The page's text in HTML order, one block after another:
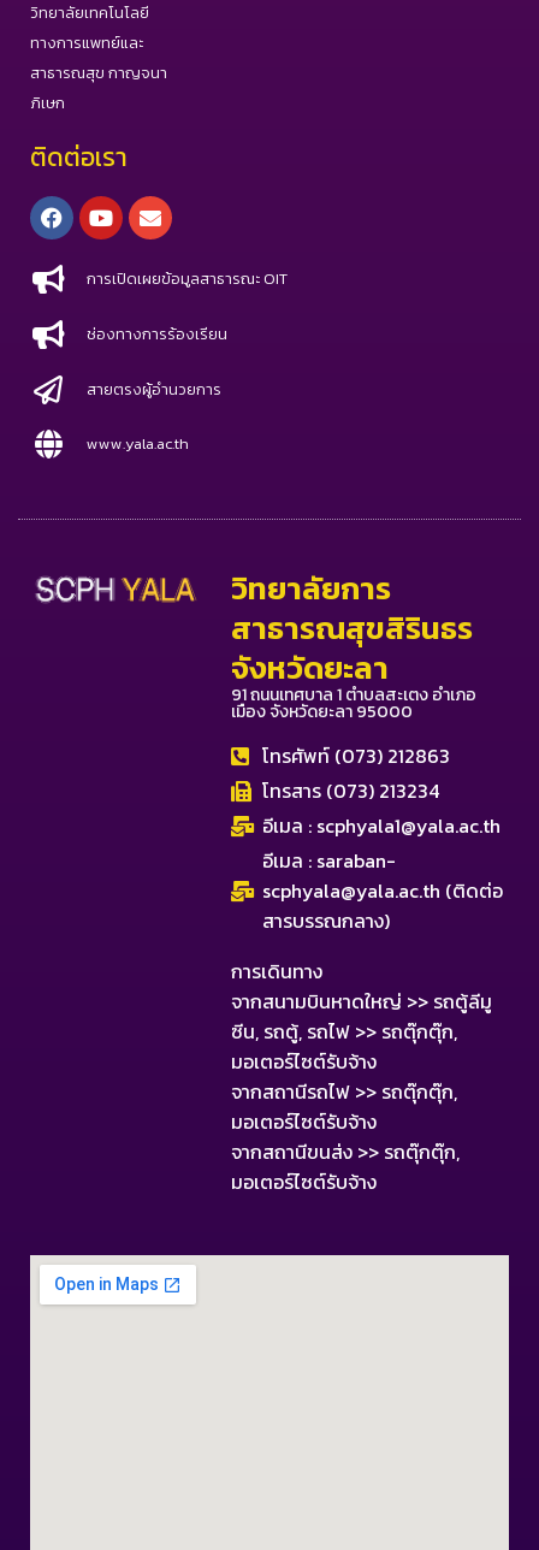
วิทยาลัยเทคโนโลยี
ทางการแพทย์และ
สาธารณสุข กาญจนา
ภิเษก
ติดต่อเรา
Facebook
YoutubeEnvelope
การเปิดเผยข้อมูลสาธารณะ OIT
ช่องทางการร้องเรียน
สายตรงผู้อำนวยการ
www.yala.ac.th
วิทยาลัยการ
สาธารณสุขสิรินธร
จังหวัดยะลา
91 ถนนเทศบาล 1 ตำบลสะเตง อำเภอ
เมือง จังหวัดยะลา 95000
โทรศัพท์ (073) 212863
โทรสาร (073) 213234
อีเมล : scphyala1@yala.ac.th
อีเมล : saraban-
scphyala@yala.ac.th (ติดต่อ
สารบรรณกลาง)
การเดินทาง
จากสนามบินหาดใหญ่ >> รถตู้ลีมู
ซีน, รถตู้, รถไฟ >> รถตุ๊กตุ๊ก,
มอเตอร์ไซต์รับจ้าง
จากสถานีรถไฟ >> รถตุ๊กตุ๊ก,
มอเตอร์ไซต์รับจ้าง
จากสถานีขนส่ง >> รถตุ๊กตุ๊ก,
มอเตอร์ไซต์รับจ้าง